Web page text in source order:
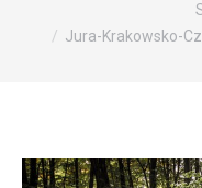
Jura-Krakowsko-